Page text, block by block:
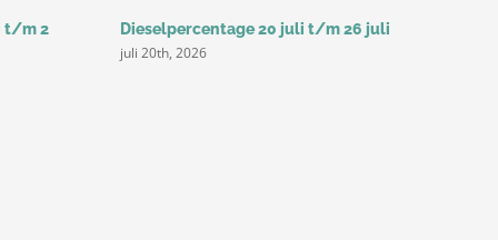
t/m 2
Dieselpercentage 20 juli t/m 26 juli
juli 20th, 2026